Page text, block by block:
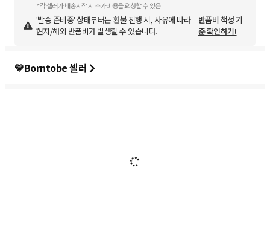
*각 셀러가 배송시작 시 추가비용을 요청할 수 있음
'발송 준비중' 상태부터는 환불 진행 시, 사유에 따라
현지/해외 반품비가 발생할 수 있습니다.
반품비 책정 기
준 확인하기!
💛Borntobe 셀러